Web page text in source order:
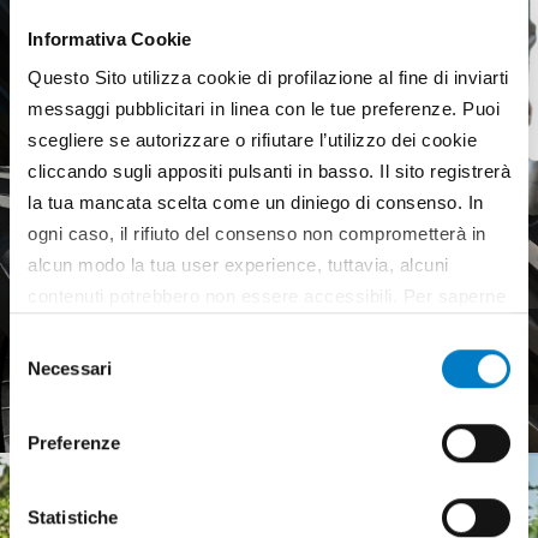
Informativa Cookie
Questo Sito utilizza cookie di profilazione al fine di inviarti
messaggi pubblicitari in linea con le tue preferenze. Puoi
scegliere se autorizzare o rifiutare l’utilizzo dei cookie
cliccando sugli appositi pulsanti in basso. Il sito registrerà
la tua mancata scelta come un diniego di consenso. In
ogni caso, il rifiuto del consenso non comprometterà in
alcun modo la tua user experience, tuttavia, alcuni
contenuti potrebbero non essere accessibili. Per saperne
all’utilizzo di tutti, o solamente di alcuni di essi, ti
del
consenso
Necessari
Preferenze
Statistiche
mercato europeo debole